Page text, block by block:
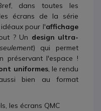
dans toutes les
écrans de la série
pour l'affichage
? Un design ultra-
) qui permet
préservant l'espace !
uniformes, le rendu
bien au format
les écrans QMC